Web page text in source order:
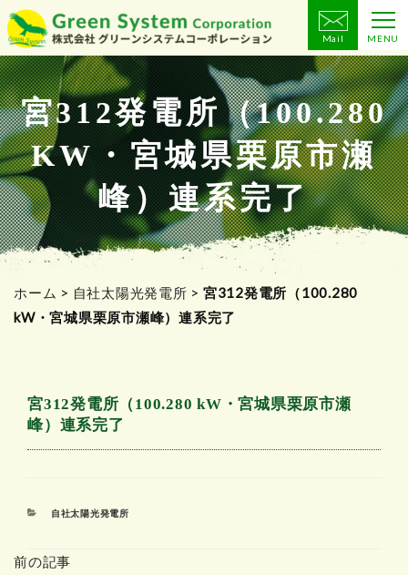
コ
ン
テ
ン
ツ
へ
ス
キ
ッ
プ
Mail MENU
宮312発電所（100.280
KW・宮城県栗原市瀬
峰）連系完了
ホーム > 自社太陽光発電所 > 宮312発電所（100.280
kW・宮城県栗原市瀬峰）連系完了
宮312発電所（100.280 kW・宮城県栗原市瀬
峰）連系完了
カ
リ
自社太陽光発電所
前の記事